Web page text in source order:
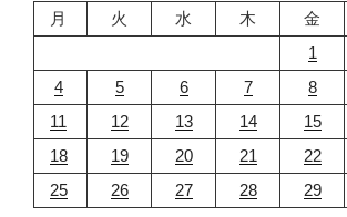
月
火 水 木 金
1
4
5 6 7 8
11
12 13 14 15
18
19 20 21 22
25
26 27 28 29